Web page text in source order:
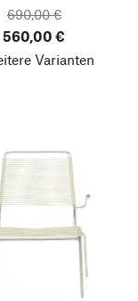
690,00 €
560,00 €
Varianten